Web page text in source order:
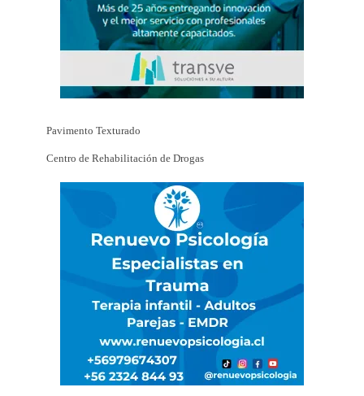
Pavimento Texturado
Centro de Rehabilitación de Drogas